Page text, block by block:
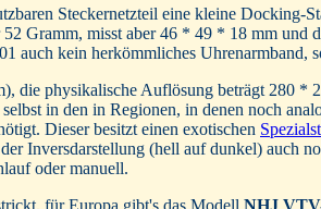
Steckernetzteil eine kleine Docking-
Gramm, misst aber 46 * 49 * 18 mm und
auch kein herkömmliches
die physikalische Auflösung beträgt 280
in den in Regionen, in denen noch
Dieser besitzt einen exotischen
Inversdarstellung (hell auf dunkel) auch
oder manuell.
für Europa gibt's das Modell NHJ